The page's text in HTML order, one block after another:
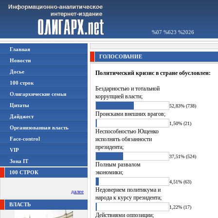
%07 %623 %2026
Главная
Новости
Досье
100 строк
Олигархические семьи
Цитаты
Дайджест
Организованная власть
Face-control
VIP
Зона IT
100 СТРОК
далее
ВЛАСТЬ
ГОЛОСОВАНИЕ
Политический кризис в стране обусловлен:
Бездарностью и тотальной
коррупцией власти;
52,83% (738)
Происками внешних врагов;
1,50% (21)
Неспособностью Ющенко
исполнять обязанности
президента;
37,51% (524)
Полным развалом
экономики;
4,51% (63)
Недоверием политикума и
народа к курсу президента;
1,22% (17)
Действиями оппозиции;